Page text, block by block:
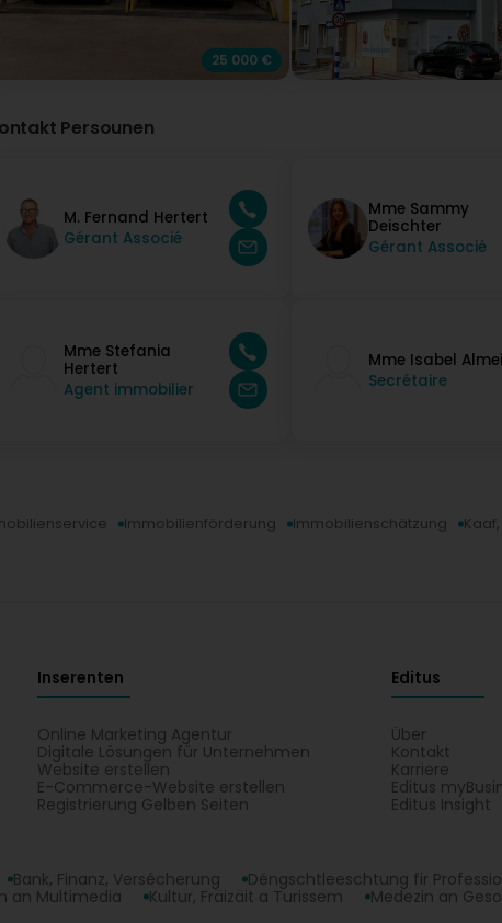
25 000 €
Persounen
M. Fernand Hertert
Gérant Associé
Mme Sammy
Deischter
Gérant Associé
Mme Stefania
Hertert
Agent immobilier
Mme Isabel
Secrétaire
Immobilienförderung Immobilienschätzung
Inserenten
Online Marketing Agentur
Digitale Lösungen für Unternehmen
Website erstellen
E-Commerce-Website erstellen
Registrierung Gelben Seiten
Editus
Über
Kontakt
Karriere
Editus
Editus Insight
Bank, Finanz, Versécherung Déngschtleeschtung fir
an Multimedia
Kultur, Fräizäit a Turissem Medezin an